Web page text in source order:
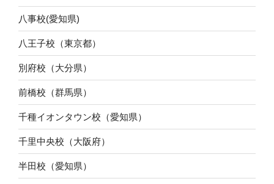
八事校(愛知県)
八王子校（東京都）
別府校（大分県）
前橋校（群馬県）
千種イオンタウン校（愛知県）
千里中央校（大阪府）
半田校（愛知県）